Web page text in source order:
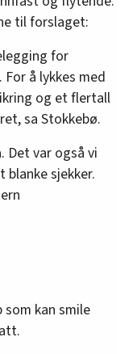
til forslaget:
for
å lykkes med
og et flertall
sa Stokkebø.
Det var også vi
blanke sjekker.
kan smile